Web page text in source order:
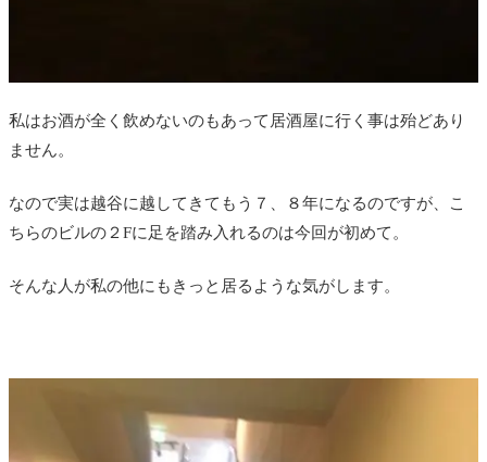
私はお酒が全く飲めないのもあって居酒屋に行く事は殆どあり
ません。
なので実は越谷に越してきてもう７、８年になるのですが、こ
ちらのビルの２Fに足を踏み入れるのは今回が初めて。
そんな人が私の他にもきっと居るような気がします。